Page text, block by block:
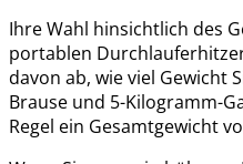
Ihre Wahl hinsichtlich des
portablen
davon ab, wie viel Gewicht
Brause und 5-Kilogramm-
Regel ein Gesamtgewicht